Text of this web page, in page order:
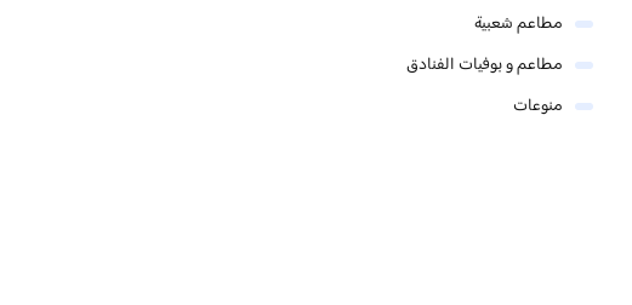
مطاعم شعبية
مطاعم و بوفيات الفنادق
منوعات